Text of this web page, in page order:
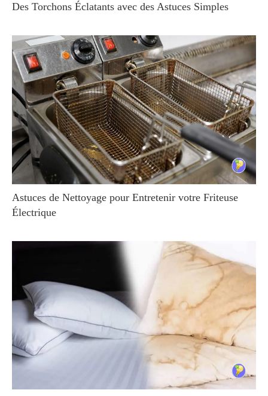
Des Torchons Éclatants avec des Astuces Simples
Astuces de Nettoyage pour Entretenir votre Friteuse
Électrique